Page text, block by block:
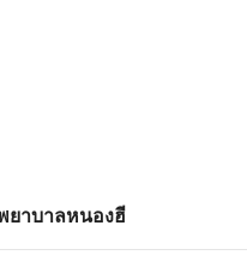
ยาบาลหนองฮี